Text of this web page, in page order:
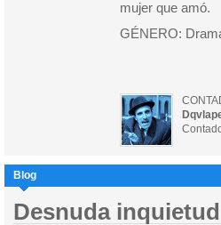
mujer que amó.
GÉNERO:
Blog
Desnuda inquietud